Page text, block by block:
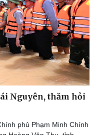
- Xe máy
tô
máy
vấn
Nguyên, thăm hỏi
phủ Phạm Minh Chính